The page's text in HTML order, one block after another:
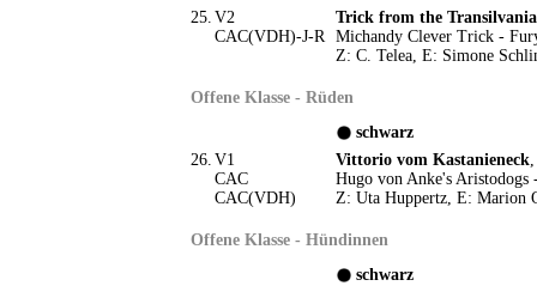
25. V2
CAC(VDH)-J-R
Trick from the
Michandy Clever Trick -
Z: C. Telea, E: Simone
Offene Klasse - Rüden
schwarz
26. V1
CAC
CAC(VDH)
Vittorio vom Kastanieneck,
Hugo von Anke's Aristodogs
Z: Uta Huppertz, E: Marion
Offene Klasse - Hündinnen
schwarz